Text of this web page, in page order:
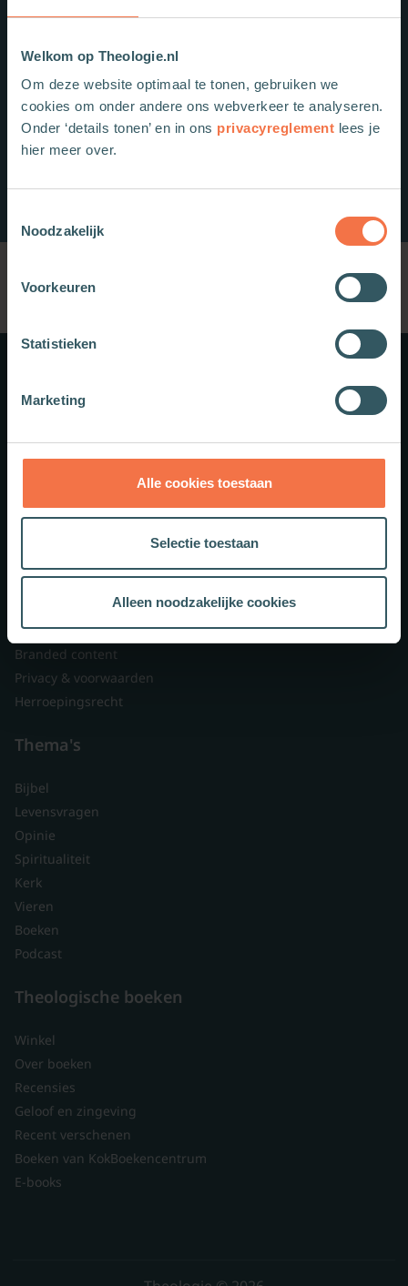
Welkom op Theologie.nl
Om deze website optimaal te tonen, gebruiken we
cookies om onder andere ons webverkeer te analyseren.
Onder ‘details tonen’ en in ons privacyreglement lees je
hier meer over.
Noodzakelijk
Voorkeuren
Statistieken
Marketing
Alle cookies toestaan
Selectie toestaan
Alleen noodzakelijke cookies
Nieuwsbrieven
Veelgestelde vragen
Contact
Branded content
Privacy & voorwaarden
Herroepingsrecht
Thema's
Bijbel
Levensvragen
Opinie
Spiritualiteit
Kerk
Vieren
Boeken
Podcast
Theologische boeken
Winkel
Over boeken
Recensies
Geloof en zingeving
Recent verschenen
Boeken van KokBoekencentrum
E-books